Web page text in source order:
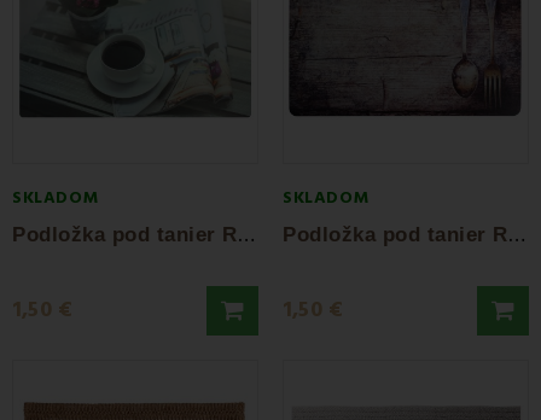
SKLADOM
P
odložka pod tanier Relax
1,50 €
SKLADOM
P
odložka pod tanier Rustica
1,50 €